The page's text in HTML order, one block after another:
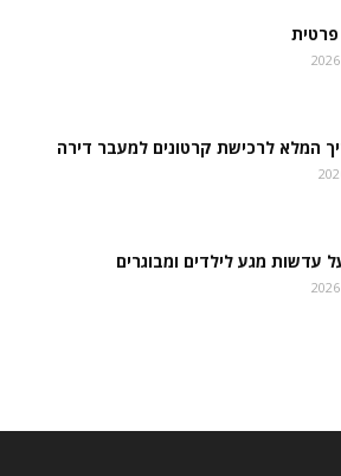
המלא לרכישת קרטונים למעבר דירה
עדשות מגע לילדים ומבוגרים